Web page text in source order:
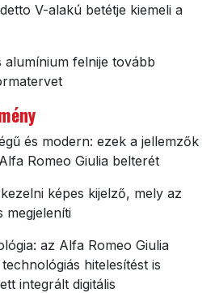
V-alakú betétje kiemeli a
alumínium felnije tovább
és modern: ezek a jellemzők
Romeo Giulia belterét
képes kijelző, mely az
megjeleníti
az Alfa Romeo Giulia
hitelesítést is
integrált digitális